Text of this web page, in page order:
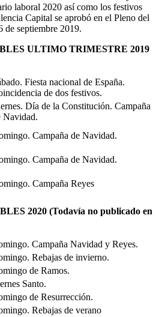
laboral 2020 así como los festivos
Capital se aprobó en el Pleno del
de septiembre 2019.
ULTIMO TRIMESTRE 2019
Fiesta nacional de España.
de dos festivos.
Día de la Constitución. Campaña
Navidad.
Campaña de Navidad.
Campaña de Navidad.
Campaña Reyes
2020 (Todavía no publicado en
Campaña Navidad y Reyes.
Rebajas de invierno.
de Ramos.
Santo.
de Resurrección.
Rebajas de verano